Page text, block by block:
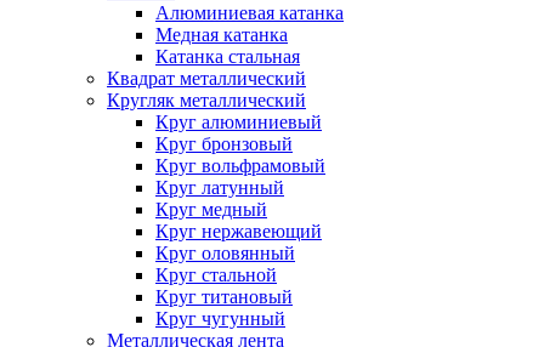
Алюминиевая катанка
Медная катанка
Катанка стальная
Квадрат металлический
Кругляк металлический
Круг алюминиевый
Круг бронзовый
Круг вольфрамовый
Круг латунный
Круг медный
Круг нержавеющий
Круг оловянный
Круг стальной
Круг титановый
Круг чугунный
Металлическая лента